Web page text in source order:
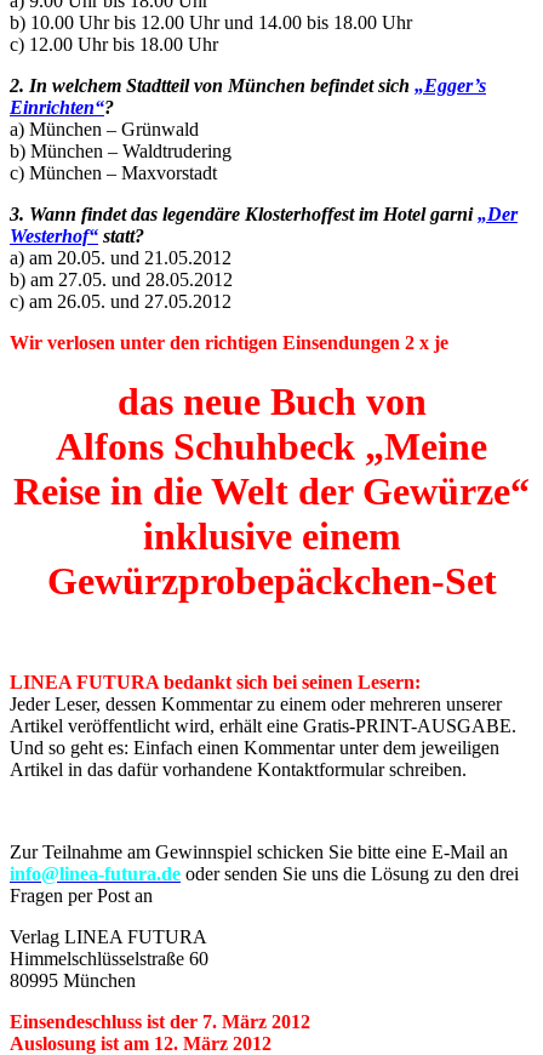
b) 10.00 Uhr bis 12.00 Uhr und 14.00 bis 18.00 Uhr
c) 12.00 Uhr bis 18.00 Uhr
2. In welchem Stadtteil von München befindet sich „Egger’s
Einrichten“?
a) München – Grünwald
b) München – Waldtrudering
c) München – Maxvorstadt
3. Wann findet das legendäre Klosterhoffest im Hotel garni„Der
Westerhof“ statt?
a) am 20.05. und 21.05.2012
b) am 27.05. und 28.05.2012
c) am 26.05. und 27.05.2012
Wir verlosen unter den richtigen Einsendungen 2 x je
das neue Buch von
Alfons Schuhbeck „Meine
Reise in die Welt der Gewürze“
inklusive einem
Gewürzprobepäckchen-Set
LINEA FUTURA bedankt sich bei seinen Lesern:
Jeder Leser, dessen Kommentar zu einem oder mehreren unserer
Artikel veröffentlicht wird, erhält eine Gratis-PRINT-AUSGABE.
Und so geht es: Einfach einen Kommentar unter dem jeweiligen
Artikel in das dafür vorhandene Kontaktformular schreiben.
Zur Teilnahme am Gewinnspiel schicken Sie bitte eine E-Mail an
info@linea-futura.de oder senden Sie uns die Lösung zu den drei
Fragen per Post an
Verlag LINEA FUTURA
Himmelschlüsselstraße 60
80995 München
Einsendeschluss ist der 7. März 2012
Auslosung ist am 12. März 2012